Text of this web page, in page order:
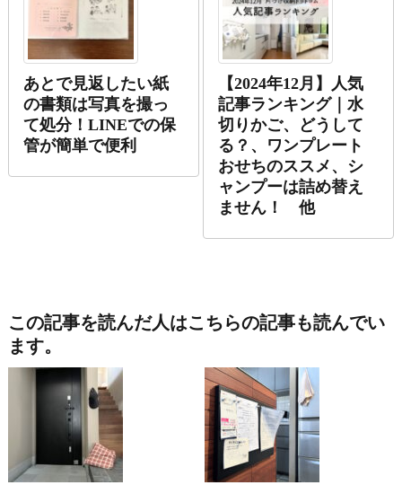
あとで見返したい紙
の書類は写真を撮っ
て処分！LINEでの保
管が簡単で便利
【2024年12月】人気
記事ランキング｜水
切りかご、どうして
る？、ワンプレート
おせちのススメ、シ
ャンプーは詰め替え
ません！ 他
この記事を読んだ人はこちらの記事も読んでい
ます。